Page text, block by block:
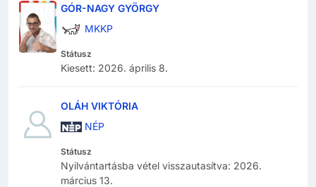
GÓR-NAGY GYÖRGY
MKKP
Státusz
Kiesett: 2026. április 8.
OLÁH VIKTÓRIA
NÉP
Státusz
Nyilvántartásba vétel visszautasítva: 2026.
március 13.